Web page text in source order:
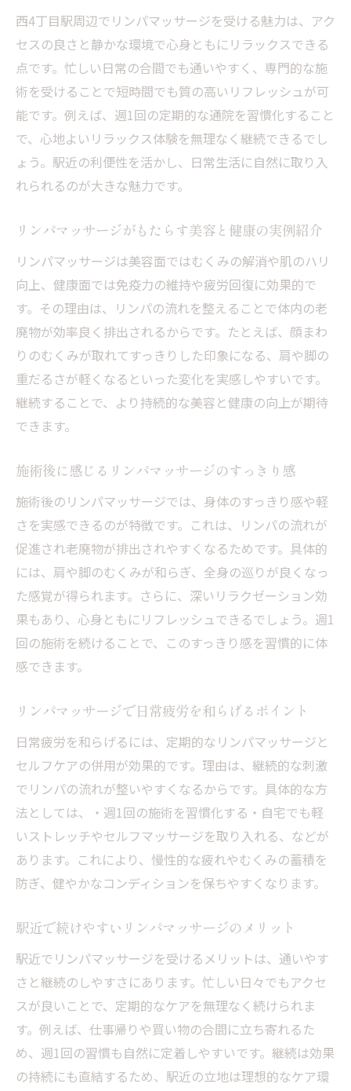
コツ
リンパマッサージで自然なフェイスライン
理想の美肌を目指すための頻度設定ポイン
ト
老廃物排出を促すリンパケアの仕組みを解説
リンパマッサージで老廃物が流れる体のメ
リンパマッサージが促す老廃物排出の流れ
とは
老廃物排出で代謝が高まるリンパマッサー
ジの秘密
リンパマッサージ後に感じる体の軽さの理
由
リンパマッサージで体外へ老廃物を流すポ
イント
る方法
リンパマッサージ週1回で得られる癒やし効
果
ストレス軽減に役立つリンパマッサージの
頻度とは
週1回のリンパマッサージが心身を整える理
由
リラクゼーション目的のリンパマッサージ
リンパマッサージで忙しい毎日を穏やかに
保つコツ
週1回続けることで深まるリラックス体験の
魅力
セルフとエステ併用で広がるリンパマッサージ
の可能性
セルフケアとエステのリンパマッサージを
組み合わせる利点
する方法
エステ活用で効果を高めるリンパマッサー
ジの秘訣
自宅ケアとプロの技術の違いを活かすポイ
ント
セルフとエステの併用がもたらす美容メリ
西4丁目駅周辺でリンパマッサージを受ける魅力は、アク
セスの良さと静かな環境で心身ともにリラックスできる
点です。忙しい日常の合間でも通いやすく、専門的な施
術を受けることで短時間でも質の高いリフレッシュが可
能です。例えば、週1回の定期的な通院を習慣化すること
で、心地よいリラックス体験を無理なく継続できるでし
ょう。駅近の利便性を活かし、日常生活に自然に取り入
れられるのが大きな魅力です。
リンパマッサージがもたらす美容と健康の実例紹介
リンパマッサージは美容面ではむくみの解消や肌のハリ
向上、健康面では免疫力の維持や疲労回復に効果的で
す。その理由は、リンパの流れを整えることで体内の老
廃物が効率良く排出されるからです。たとえば、顔まわ
りのむくみが取れてすっきりした印象になる、肩や脚の
重だるさが軽くなるといった変化を実感しやすいです。
継続することで、より持続的な美容と健康の向上が期待
できます。
施術後に感じるリンパマッサージのすっきり感
施術後のリンパマッサージでは、身体のすっきり感や軽
さを実感できるのが特徴です。これは、リンパの流れが
促進され老廃物が排出されやすくなるためです。具体的
には、肩や脚のむくみが和らぎ、全身の巡りが良くなっ
た感覚が得られます。さらに、深いリラクゼーション効
果もあり、心身ともにリフレッシュできるでしょう。週1
回の施術を続けることで、このすっきり感を習慣的に体
感できます。
リンパマッサージで日常疲労を和らげるポイント
日常疲労を和らげるには、定期的なリンパマッサージと
セルフケアの併用が効果的です。理由は、継続的な刺激
でリンパの流れが整いやすくなるからです。具体的な方
法としては、・週1回の施術を習慣化する・自宅でも軽
いストレッチやセルフマッサージを取り入れる、などが
あります。これにより、慢性的な疲れやむくみの蓄積を
防ぎ、健やかなコンディションを保ちやすくなります。
駅近で続けやすいリンパマッサージのメリット
駅近でリンパマッサージを受けるメリットは、通いやす
さと継続のしやすさにあります。忙しい日々でもアクセ
スが良いことで、定期的なケアを無理なく続けられま
す。例えば、仕事帰りや買い物の合間に立ち寄れるた
め、週1回の習慣も自然に定着しやすいです。継続は効果
の持続にも直結するため、駅近の立地は理想的なケア環